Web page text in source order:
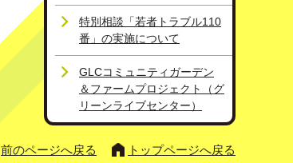
特別相談「若者トラブル110
番」の実施について
GLCコミュニティガーデン
＆ファームプロジェクト（グ
リーンライブセンター）
前のページへ戻る トップページへ戻る